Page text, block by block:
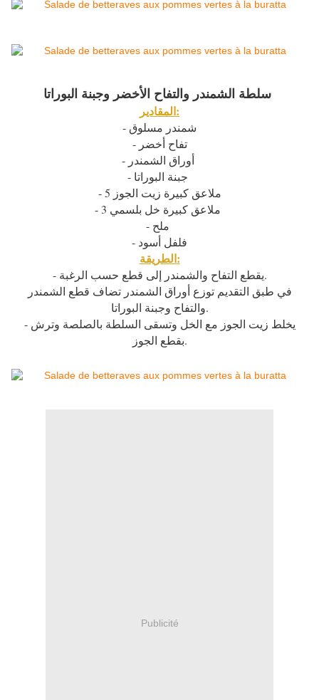
المقادير:
- شمندر مسلوق
- تفاح أخضر
- أوراق الشمندر
- 5 ملاعق كبيرة زيت الجوز
- فلفل أسود
الطريقة:
- يقطع التفاح والشمندر إلى قطع حسب الرغبة.
في طبق التقديم توزع أوراق الشمندر تضاف قطع الشمندر
والتفاح وجبنة البوراتا.
- يخلط زيت الجوز مع الخل وتسقى السلطة بالصلصة وترش
بقطع الجوز.
Publicité